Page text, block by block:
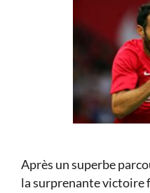
Après un superbe
la surprenante victoire